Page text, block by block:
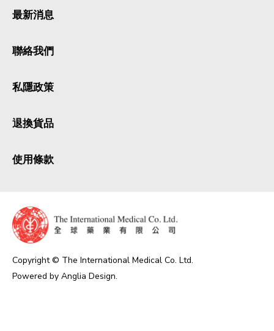
最新消息
聯絡我們
私隱政策
退換貨品
使用條款
Copyright © The International Medical Co. Ltd.
Powered by Anglia Design.